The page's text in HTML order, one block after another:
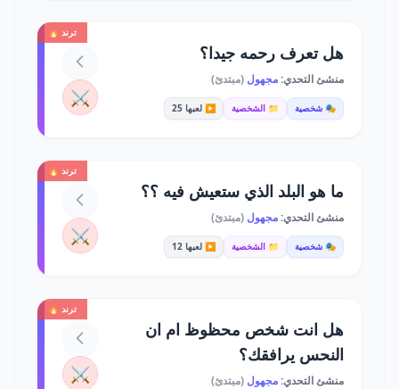
ترند 🔥
هل تعرف رحمه جيدا؟
منشئ التحدي:مجهول (مبتدئ)
🎭 شخصية 📁 الشخصية ▶️ لعبها 25 ⚔️
ترند 🔥
ما هو البلد الذي ستعيش فيه ؟؟
منشئ التحدي:مجهول (مبتدئ)
🎭 شخصية 📁 الشخصية ▶️ لعبها 12 ⚔️
ترند 🔥
هل انت شخص محظوظ ام ان
النحس يرافقك؟
منشئ التحدي:مجهول (مبتدئ) ⚔️